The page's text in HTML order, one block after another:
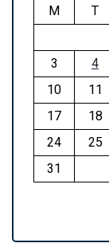
M
T
3
4
10
11
17
18
24
25
31